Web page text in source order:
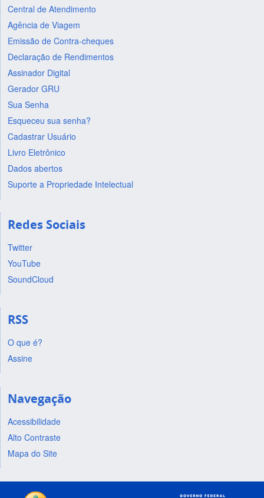
Central de Atendimento
Agência de Viagem
Emissão de Contra-cheques
Declaração de Rendimentos
Assinador Digital
Gerador GRU
Sua Senha
Esqueceu sua senha?
Cadastrar Usuário
Livro Eletrônico
Dados abertos
Suporte a Propriedade Intelectual
Redes Sociais
Twitter
YouTube
SoundCloud
RSS
O que é?
Assine
Navegação
Acessibilidade
Alto Contraste
Mapa do Site